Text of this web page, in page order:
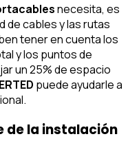
necesita, es
de cables y las rutas
tener en cuenta los
y los puntos de
un 25% de espacio
puede ayudarle a
de la instalación